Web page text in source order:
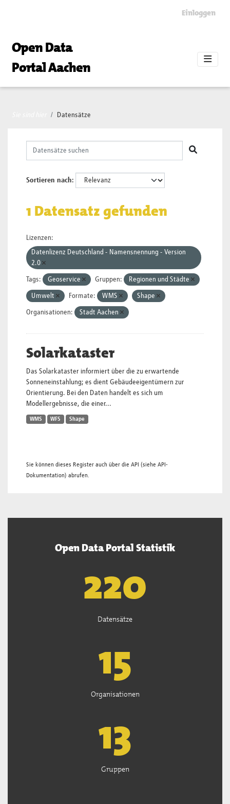
Einloggen
Open Data
Portal Aachen
Datensätze
Sortieren nach
1 Datensatz gefunden
Lizenzen:
Datenlizenz Deutschland - Namensnennung - Version
2.0
Tags: Geoservice Gruppen: Regionen und Städte
Umwelt Formate: WMS Shape
Organisationen: Stadt Aachen
Solarkataster
Das Solarkataster informiert über die zu erwartende
Sonneneinstahlung; es dient Gebäudeeigentümern zur
Orientierung. Bei den Daten handelt es sich um
Modellergebnisse, die einer...
WMS WFS Shape
Sie können dieses Register auch über die API (siehe API-
Dokumentation) abrufen.
Open Data Portal Statistik
222
Datensätze
15
Organisationen
13
Gruppen